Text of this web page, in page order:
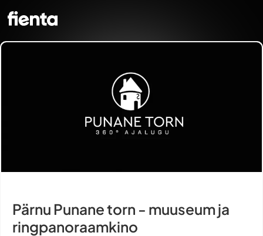
Pärnu Punane torn - muuseum ja
ringpanoraamkino